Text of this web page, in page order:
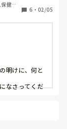
健施
6 ・ 02/05
明けに、何と
なさってくだ